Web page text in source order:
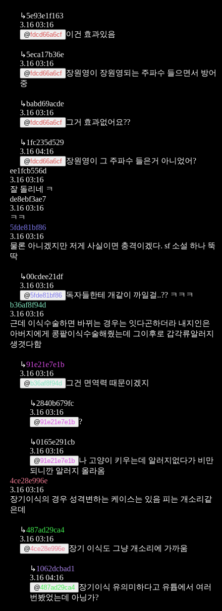
↳5e93e1f163
3.16 03:16
@fdcd66a6cf 이건 효과있음
↳5eca17b36e
3.16 03:16
@fdcd66a6cf 장원영이 장원영되는 주파수 들으면서 방어
중
↳babd69acde
3.16 03:16
@fdcd66a6cf 그거 효과없어요??
↳1fc235d529
3.16 04:16
@fdcd66a6cf 장원영이 그 주파수 들은거 아니었어?
ee1fcb556d
3.16 03:16
잘 돌리네 ㅋ
de8ebf3ae7
3.16 03:16
ㅋㅋ
5fde81bf86
3.16 03:16
물론 아니겠지만 저게 사실이면 충격이겠다. sf 소설 하나 뚝
딱
↳00cdee21df
3.16 03:16
@5fde81bf86 독자들한테 개같이 까일걸..?? ㅋㅋㅋ
b36af8f94d
3.16 03:16
근데 이식수술하면 바뀌는 경우는 잇다곤하더라 내지인은
아버지에게 콩팥이식수술해줬는데 그이후로 갑각류알러지
생겻다함
↳91e21e7e1b
3.16 03:16
@ b36af8f94d 그건 면역력 때문이겠지
↳2840b679fc
3.16 03:16
@91e21e7e1b ?
↳0165e291cb
3.16 03:16
@91e21e7e1b 나 고양이 키우는데 알러지없다가 비만
되니깐 알러지 올라옴
4ce28e996e
3.16 03:16
장기이식의 경우 성격변하는 케이스는 있음 피는 개소리같
은데
↳487ad29ca4
3.16 03:16
@4ce28e996e 장기 이식도 그냥 개소리에 가까움
↳1062dcbad1
3.16 04:16
@487ad29ca4 장기이식 유의미하다고 유튭에서 여러
번봤었는데 아닝가?